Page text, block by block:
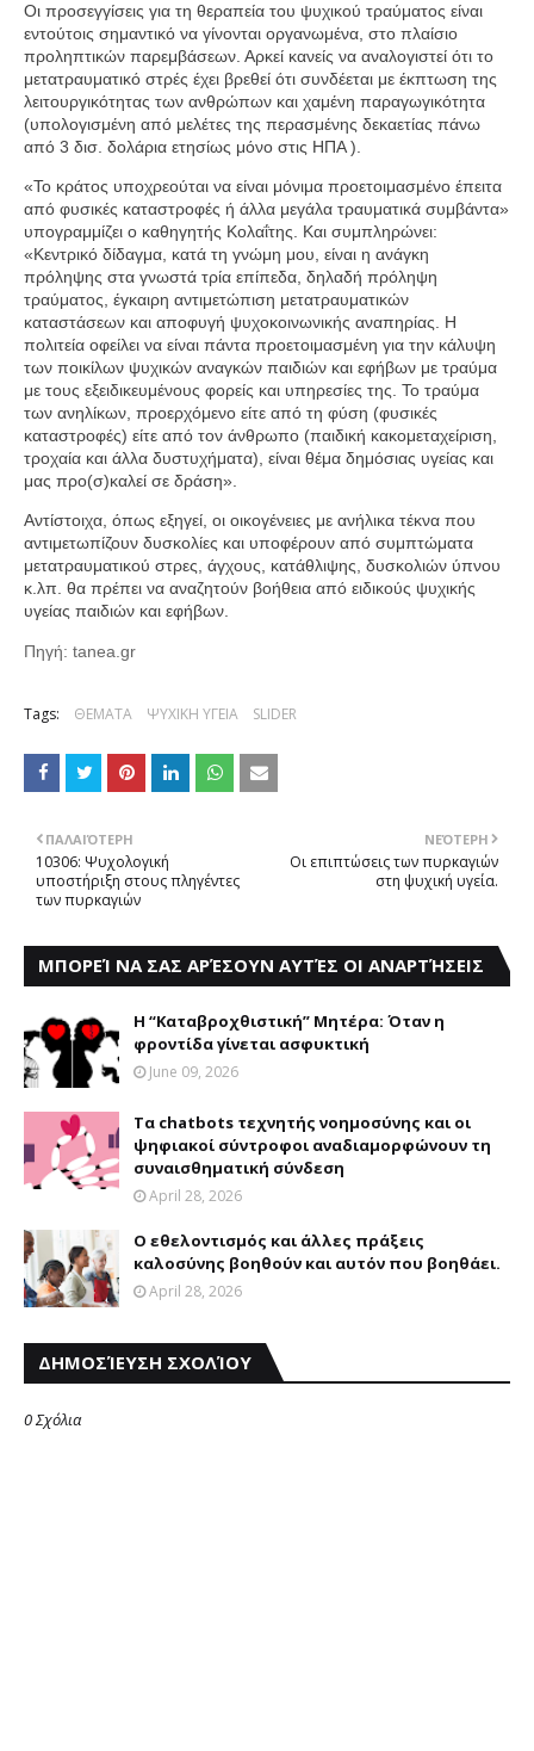
Οι προσεγγίσεις για τη θεραπεία του ψυχικού τραύματος είναι
εντούτοις σημαντικό να γίνονται οργανωμένα, στο πλαίσιο
προληπτικών παρεμβάσεων. Αρκεί κανείς να αναλογιστεί ότι το
μετατραυματικό στρές έχει βρεθεί ότι συνδέεται με έκπτωση της
λειτουργικότητας των ανθρώπων και χαμένη παραγωγικότητα
(υπολογισμένη από μελέτες της περασμένης δεκαετίας πάνω
από 3 δισ. δολάρια ετησίως μόνο στις ΗΠΑ ).
«Το κράτος υποχρεούται να είναι μόνιμα προετοιμασμένο έπειτα
από φυσικές καταστροφές ή άλλα μεγάλα τραυματικά συμβάντα»
υπογραμμίζει ο καθηγητής Κολαΐτης. Και συμπληρώνει:
«Κεντρικό δίδαγμα, κατά τη γνώμη μου, είναι η ανάγκη
πρόληψης στα γνωστά τρία επίπεδα, δηλαδή πρόληψη
τραύματος, έγκαιρη αντιμετώπιση μετατραυματικών
καταστάσεων και αποφυγή ψυχοκοινωνικής αναπηρίας. Η
πολιτεία οφείλει να είναι πάντα προετοιμασμένη για την κάλυψη
των ποικίλων ψυχικών αναγκών παιδιών και εφήβων με τραύμα
με τους εξειδικευμένους φορείς και υπηρεσίες της. Το τραύμα
των ανηλίκων, προερχόμενο είτε από τη φύση (φυσικές
καταστροφές) είτε από τον άνθρωπο (παιδική κακομεταχείριση,
τροχαία και άλλα δυστυχήματα), είναι θέμα δημόσιας υγείας και
μας προ(σ)καλεί σε δράση».
Αντίστοιχα, όπως εξηγεί, οι οικογένειες με ανήλικα τέκνα που
αντιμετωπίζουν δυσκολίες και υποφέρουν από συμπτώματα
μετατραυματικού στρες, άγχους, κατάθλιψης, δυσκολιών ύπνου
κ.λπ. θα πρέπει να αναζητούν βοήθεια από ειδικούς ψυχικής
υγείας παιδιών και εφήβων.
Πηγή: tanea.gr
Tags: ΘΕΜΑΤΑ ΨΥΧΙΚΗ ΥΓΕΙΑ SLIDER
ΝΕΌΤΕΡΗ
Οι επιπτώσεις των πυρκαγιών
στη ψυχική υγεία.
ΠΑΛΑΙΌΤΕΡΗ
10306: Ψυχολογική
υποστήριξη στους πληγέντες
των πυρκαγιών
ΜΠΟΡΕΊ ΝΑ ΣΑΣ ΑΡΈΣΟΥΝ ΑΥΤΈΣ ΟΙ ΑΝΑΡΤΉΣΕΙΣ
Η “Καταβροχθιστική” Mητέρα: Όταν η
φροντίδα γίνεται ασφυκτική
June 09, 2026
Τα chatbots τεχνητής νοημοσύνης και οι
ψηφιακοί σύντροφοι αναδιαμορφώνουν τη
συναισθηματική σύνδεση
April 28, 2026
Ο εθελοντισμός και άλλες πράξεις
καλοσύνης βοηθούν και αυτόν που βοηθάει.
April 28, 2026
ΔΗΜΟΣΊΕΥΣΗ ΣΧΟΛΊΟΥ
0 Σχόλια